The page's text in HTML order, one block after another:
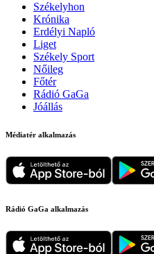
Székelyhon
Krónika
Erdélyi Napló
Liget
Székely Sport
Nőileg
Főtér
Rádió GaGa
Jóállás
Médiatér alkalmazás
Rádió GaGa alkalmazás